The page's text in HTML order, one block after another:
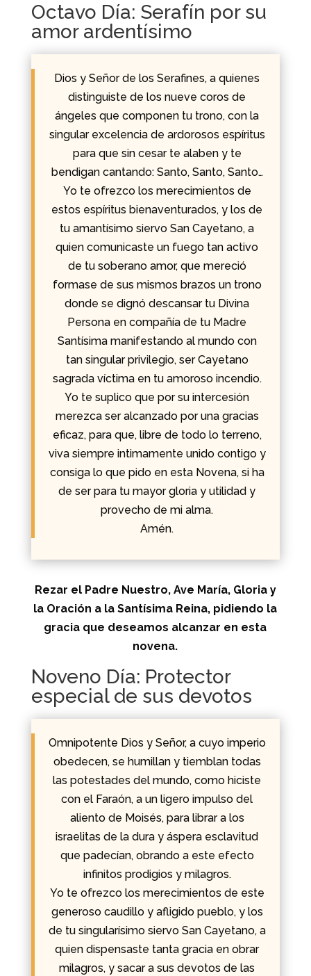
Octavo Día: Serafín por su
amor ardentísimo
Dios y Señor de los Serafines, a quienes
distinguiste de los nueve coros de
ángeles que componen tu trono, con la
singular excelencia de ardorosos espíritus
para que sin cesar te alaben y te
bendigan cantando: Santo, Santo, Santo…
Yo te ofrezco los merecimientos de
estos espíritus bienaventurados, y los de
tu amantísimo siervo San Cayetano, a
quien comunicaste un fuego tan activo
de tu soberano amor, que mereció
formase de sus mismos brazos un trono
donde se dignó descansar tu Divina
Persona en compañía de tu Madre
Santísima manifestando al mundo con
tan singular privilegio, ser Cayetano
sagrada víctima en tu amoroso incendio.
Yo te suplico que por su intercesión
merezca ser alcanzado por una gracias
eficaz, para que, libre de todo lo terreno,
viva siempre intimamente unido contigo y
consiga lo que pido en esta Novena, si ha
de ser para tu mayor gloria y utilidad y
provecho de mi alma.
Amén.
Rezar el Padre Nuestro, Ave María, Gloria y
la Oración a la Santísima Reina, pidiendo la
gracia que deseamos alcanzar en esta
novena.
Noveno Día: Protector
especial de sus devotos
Omnipotente Dios y Señor, a cuyo imperio
obedecen, se humillan y tiemblan todas
las potestades del mundo, como hiciste
con el Faraón, a un ligero impulso del
aliento de Moisés, para librar a los
israelitas de la dura y áspera esclavitud
que padecían, obrando a este efecto
infinitos prodigios y milagros.
Yo te ofrezco los merecimientos de este
generoso caudillo y afligido pueblo, y los
de tu singularísimo siervo San Cayetano, a
quien dispensaste tanta gracia en obrar
milagros, y sacar a sus devotos de las